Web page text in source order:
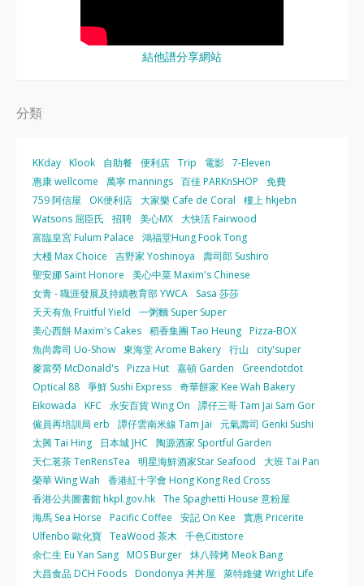
結他譜分享網站
分類
KKday Klook 自助餐 便利店 Trip 電影 7-Eleven
惠康 wellcome
萬寧 mannings 百佳 PARKnSHOP
免費
759 阿信屋
OK便利店 大家樂 Cafe de Coral
樓上 hkjebn
Watsons 屈臣氏
招聘 美心MX 大快活 Fairwood
富臨皇宮 Fulum Palace
鴻福堂Hung Fook Tong
大棧 Max Choice
吉野家 Yoshinoya
壽司郎 Sushiro
聖安娜 Saint Honore
美心中菜 Maxim's Chinese
女青 - 職涯發展及持續教育部 YWCA
Sasa 莎莎
天天有魚 Fruitful Yield
一粥麵 Super Super
美心西餅 Maxim's Cakes 稻香集團 Tao Heung Pizza-BOX
魚尚壽司 Uo-Show 東海堂 Arome Bakery 行山
city'super
麥當勞 McDonald's Pizza Hut 嘉頓 Garden
Greendotdot
Optical 88 爭鮮 Sushi Express 奇華餅家 Kee Wah Bakery
Eikowada
KFC 永安百貨 Wing On
譚仔三哥 Tam Jai Sam Gor
僱員再培訓局 erb
譚仔雲南米線 Tam Jai
元氣壽司 Genki Sushi
太興 Tai Hing
日本城 JHC
陶源酒家 Sportful Garden
天仁茗茶 TenRensTea
明星海鮮酒家Star Seafood
大班 Tai Pan
榮華 Wing Wah
香港紅十字會 Hong Kong Red Cross
香港公共圖書館 hkpl.gov.hk The Spaghetti House 意粉屋
海馬 Sea Horse
Pacific Coffee 安記 On Kee
實惠 Pricerite
Ulfenbo 歐化寶 TeaWood 茶木 千色Citistore
余仁生 Eu Yan Sang MOS Burger 炑八韓烤 Meok Bang
大昌食品 DCH Foods Dondonya 丼丼屋
萊特維健 Wright Life